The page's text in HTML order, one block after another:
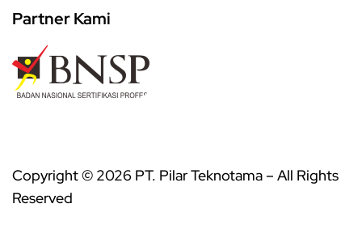
Partner Kami
Copyright © 2026 PT. Pilar Teknotama – All Rights
Reserved